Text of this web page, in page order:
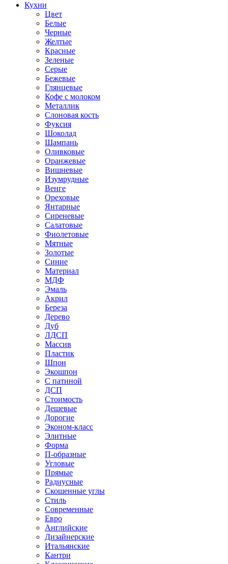
Кухни
Цвет
Белые
Черные
Желтые
Красные
Зеленые
Серые
Бежевые
Глянцевые
Кофе с молоком
Металлик
Слоновая кость
Фуксия
Шоколад
Шампань
Оливковые
Оранжевые
Вишневые
Изумрудные
Венге
Ореховые
Янтарные
Сиреневые
Салатовые
Фиолетовые
Мятные
Золотые
Синие
Материал
МДФ
Эмаль
Акрил
Береза
Дерево
Дуб
ЛДСП
Массив
Пластик
Шпон
Экошпон
С патиной
ДСП
Стоимость
Дешевые
Дорогие
Эконом-класс
Элитные
Форма
П-образные
Угловые
Прямые
Радиусные
Скошенные углы
Стиль
Современные
Евро
Английские
Дизайнерские
Итальянские
Кантри